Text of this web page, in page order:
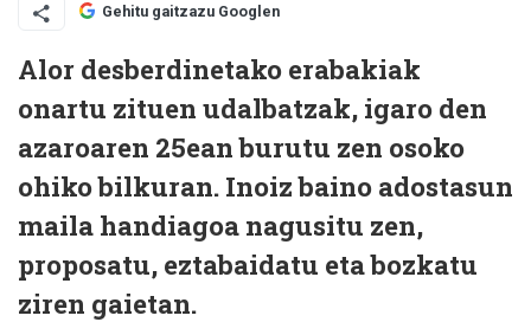
Gehitu gaitzazu Googlen
Alor desberdinetako erabakiak
onartu zituen udalbatzak, igaro den
azaroaren 25ean burutu zen osoko
ohiko bilkuran. Inoiz baino adostasun
maila handiagoa nagusitu zen,
proposatu, eztabaidatu eta bozkatu
ziren gaietan.